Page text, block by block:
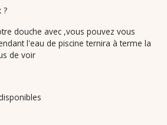
?
douche avec ,vous pouvez vous
l'eau de piscine ternira à terme la
de voir